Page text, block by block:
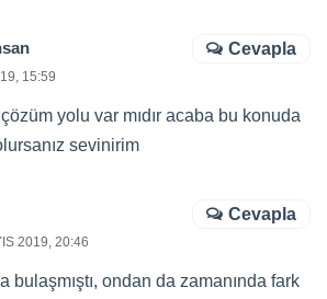
15:59
yolu var mıdır acaba bu konuda
sevinirim
Cevapla
2019, 20:46
bulaşmıştı, ondan da zamanında fark
Cevapla